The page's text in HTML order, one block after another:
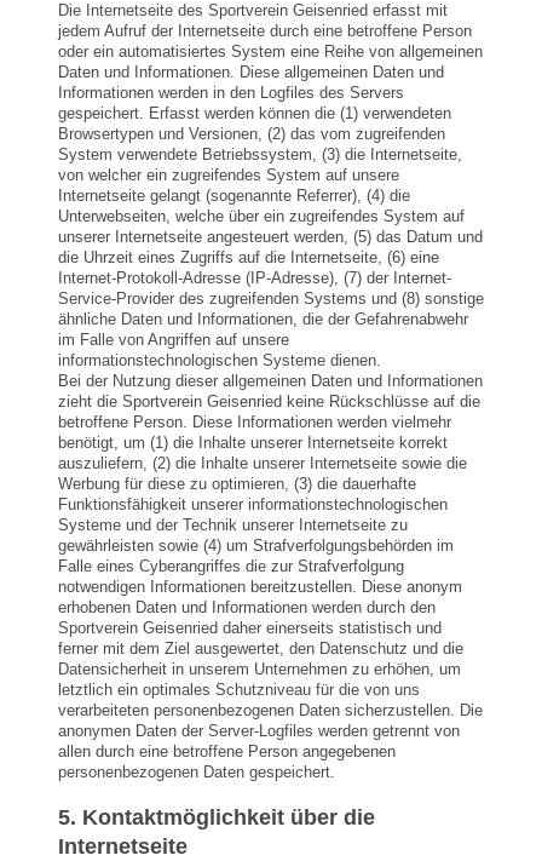
Die Internetseite des Sportverein Geisenried erfasst mit
jedem Aufruf der Internetseite durch eine betroffene Person
oder ein automatisiertes System eine Reihe von allgemeinen
Daten und Informationen. Diese allgemeinen Daten und
Informationen werden in den Logfiles des Servers
gespeichert. Erfasst werden können die (1) verwendeten
Browsertypen und Versionen, (2) das vom zugreifenden
System verwendete Betriebssystem, (3) die Internetseite,
von welcher ein zugreifendes System auf unsere
Internetseite gelangt (sogenannte Referrer), (4) die
Unterwebseiten, welche über ein zugreifendes System auf
unserer Internetseite angesteuert werden, (5) das Datum und
die Uhrzeit eines Zugriffs auf die Internetseite, (6) eine
Internet-Protokoll-Adresse (IP-Adresse), (7) der Internet-
Service-Provider des zugreifenden Systems und (8) sonstige
ähnliche Daten und Informationen, die der Gefahrenabwehr
im Falle von Angriffen auf unsere
informationstechnologischen Systeme dienen.
Bei der Nutzung dieser allgemeinen Daten und Informationen
zieht die Sportverein Geisenried keine Rückschlüsse auf die
betroffene Person. Diese Informationen werden vielmehr
benötigt, um (1) die Inhalte unserer Internetseite korrekt
auszuliefern, (2) die Inhalte unserer Internetseite sowie die
Werbung für diese zu optimieren, (3) die dauerhafte
Funktionsfähigkeit unserer informationstechnologischen
Systeme und der Technik unserer Internetseite zu
gewährleisten sowie (4) um Strafverfolgungsbehörden im
Falle eines Cyberangriffes die zur Strafverfolgung
notwendigen Informationen bereitzustellen. Diese anonym
erhobenen Daten und Informationen werden durch den
Sportverein Geisenried daher einerseits statistisch und
ferner mit dem Ziel ausgewertet, den Datenschutz und die
Datensicherheit in unserem Unternehmen zu erhöhen, um
letztlich ein optimales Schutzniveau für die von uns
verarbeiteten personenbezogenen Daten sicherzustellen. Die
anonymen Daten der Server-Logfiles werden getrennt von
allen durch eine betroffene Person angegebenen
personenbezogenen Daten gespeichert.
5. Kontaktmöglichkeit über die
Internetseite